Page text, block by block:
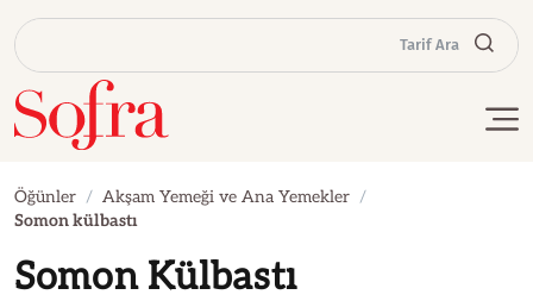
Tarif Ara
Öğünler
Akşam Yemeği ve Ana Yemekler
Somon külbastı
Somon Külbastı